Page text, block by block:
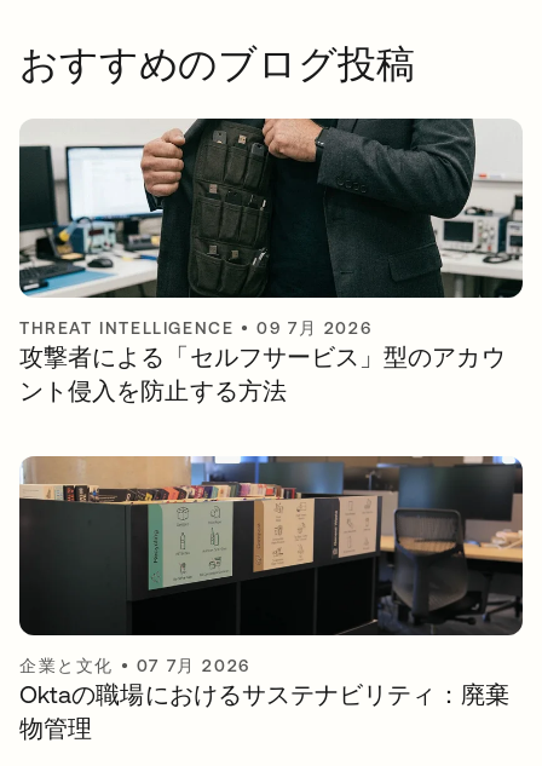
おすすめのブログ投稿
THREAT INTELLIGENCE •09 7月 2026
攻撃者による「セルフサービス」型のアカウ
ント侵入を防止する方法
企業と文化 • 07 7月 2026
Oktaの職場におけるサステナビリティ：廃棄
物管理